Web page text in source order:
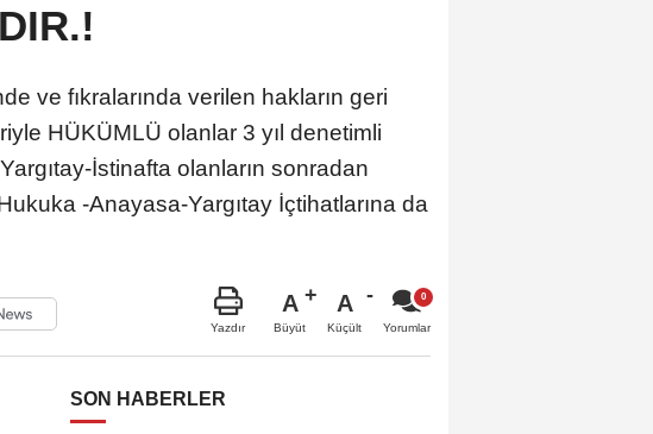
ve fıkralarında verilen hakların geri
HÜKÜMLÜ olanlar 3 yıl denetimli
İstinafta olanların sonradan
-Anayasa-Yargıtay İçtihatlarına da
Yazdır
A
Büyüt
A
Küçült Yorumlar
SON HABERLER